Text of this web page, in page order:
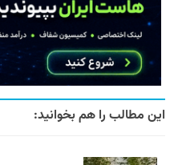
این مطالب را هم بخوانید: